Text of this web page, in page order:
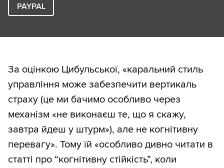
PAYPAL
За оцінкою Цибульської, «каральний стиль
управління може забезпечити вертикаль
страху (це ми бачимо особливо через
механізм «не виконаєш те, що я скажу,
завтра йдеш у штурм»), але не когнітивну
перевагу». Тому їй «особливо дивно читати в
статті про “когнітивну стійкість”, коли